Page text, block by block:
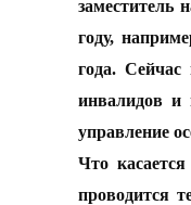
заместитель
году,
года.
инвалидов и
управление
Что
проводится